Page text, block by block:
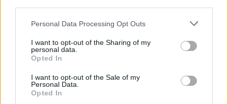
Please note that this website/app uses one or more Google
not limited to your visit or usage behaviour. You may click to
grant or deny consent to Google and its third-party tags to
use your data for below specified purposes in below Google
consent section.
Personal Data Processing Opt Outs
I want to opt-out of the Sharing of my
personal data.
Opted In
I want to opt-out of the Sale of my
Personal Data.
Opted In
étrendedbe. Az pedig, hogy egy nap ötször vagy
eleve jó motiváció lehet a változatos táplálkozásra.
Ami igazán számít
Bár sok szempontból a napi öt étkezés lehet a
legideálisabb, alapvetően a három vagy négy
étkezéssel sincsen gond. A legfontosabb az, hogy